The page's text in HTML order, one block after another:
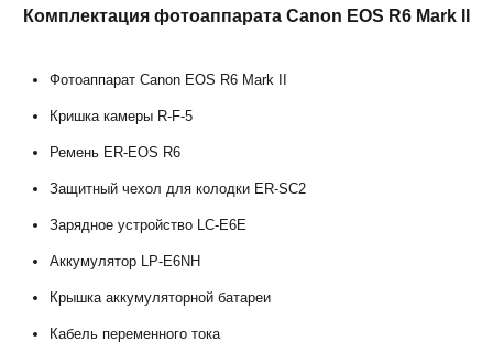
Комплектация фотоаппарата Canon EOS R6 Mark II
Фотоаппарат Canon EOS R6 Mark II
Кришка камеры R-F-5
Ремень ER-EOS R6
Защитный чехол для колодки ER-SC2
Зарядное устройство LC-E6E
Аккумулятор LP-E6NH
Крышка аккумуляторной батареи
Кабель переменного тока